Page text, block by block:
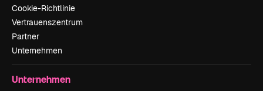
Cookie-Richtlinie
Vertrauenszentrum
Partner
Unternehmen
Unternehmen